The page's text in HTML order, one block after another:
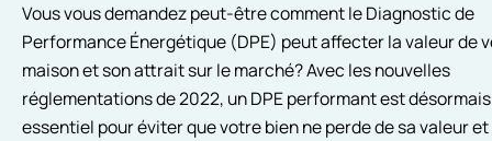
Vous vous demandez peut-être comment le Diagnostic de
Performance Énergétique (DPE) peut affecter la valeur de
maison et son attrait sur le marché? Avec les nouvelles
réglementations de 2022, un DPE performant est désormais
essentiel pour éviter que votre bien ne perde de sa valeur